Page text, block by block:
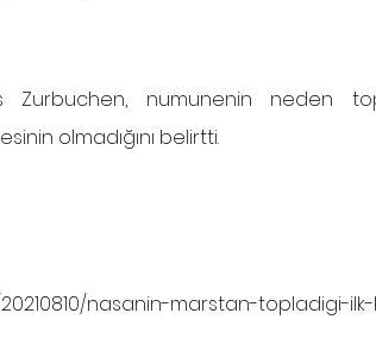
Zurbuchen, numunenin neden
olmadığını belirtti.
nasanin-marstan-topladigi-